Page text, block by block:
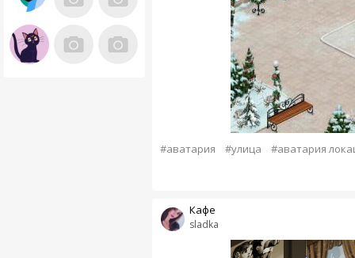
#аватария #улица #аватария
sladka
Кафе